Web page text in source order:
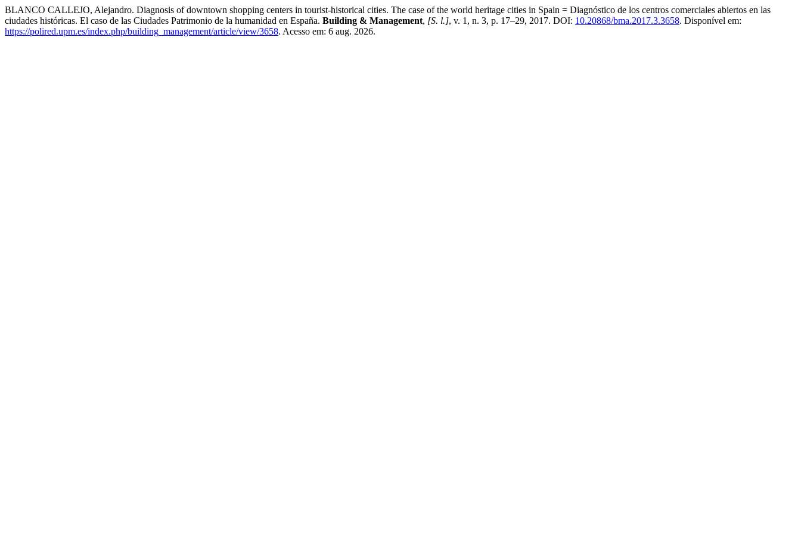
BLANCO CALLEJO, Alejandro. Diagnosis of downtown shopping centers in tourist-historical cities. The case of the world heritage cities in Spain = Diagnóstico de los centros comerciales abiertos en las
ciudades históricas. El caso de las Ciudades Patrimonio de la humanidad en España. Building & Management, [S. l.], v. 1, n. 3, p. 17–29, 2017. DOI: 10.20868/bma.2017.3.3658. Disponível em:
https://polired.upm.es/index.php/building_management/article/view/3658. Acesso em: 6 aug. 2026.